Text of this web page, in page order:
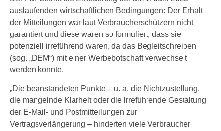
auslaufenden wirtschaftlichen Bedingungen: Der Erhalt
der Mitteilungen war laut Verbraucherschützern nicht
garantiert und diese waren so formuliert, dass sie
potenziell irreführend waren, da das Begleitschreiben
(sog. „DEM“) mit einer Werbebotschaft verwechselt
werden konnte.
„Die beanstandeten Punkte – u. a. die Nichtzustellung,
die mangelnde Klarheit oder die irreführende Gestaltung
der E-Mail- und Postmitteilungen zur
Vertragsverlängerung – hinderten viele Verbraucher